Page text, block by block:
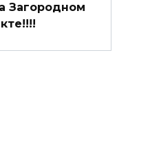
Загородном